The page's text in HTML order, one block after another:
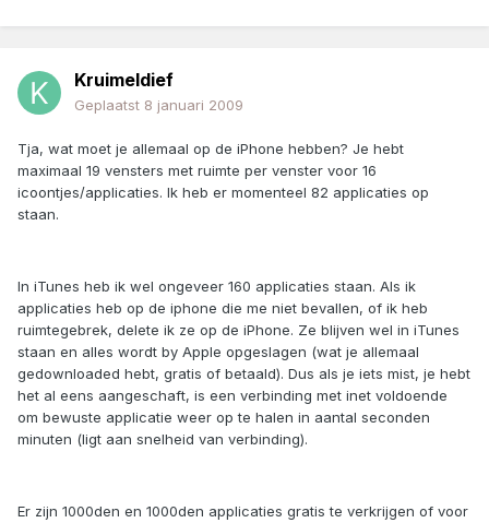
Kruimeldief
Geplaatst 8 januari 2009
Tja, wat moet je allemaal op de iPhone hebben? Je hebt
maximaal 19 vensters met ruimte per venster voor 16
icoontjes/applicaties. Ik heb er momenteel 82 applicaties op
staan.
In iTunes heb ik wel ongeveer 160 applicaties staan. Als ik
applicaties heb op de iphone die me niet bevallen, of ik heb
ruimtegebrek, delete ik ze op de iPhone. Ze blijven wel in iTunes
staan en alles wordt by Apple opgeslagen (wat je allemaal
gedownloaded hebt, gratis of betaald). Dus als je iets mist, je hebt
het al eens aangeschaft, is een verbinding met inet voldoende
om bewuste applicatie weer op te halen in aantal seconden
minuten (ligt aan snelheid van verbinding).
Er zijn 1000den en 1000den applicaties gratis te verkrijgen of voor